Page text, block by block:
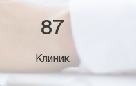
87
Клиник